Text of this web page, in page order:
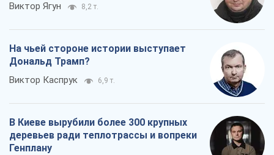
Виктор Ягун 8,2 т.
На чьей стороне истории выступает
Дональд Трамп?
Виктор Каспрук 6,9 т.
В Киеве вырубили более 300 крупных
деревьев ради теплотрассы и вопреки
Генплану